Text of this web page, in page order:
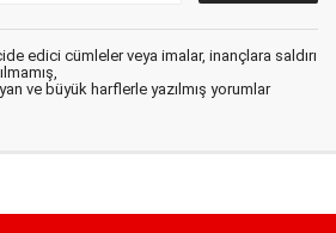
edici cümleler veya imalar, inançlara saldırı
ve büyük harflerle yazılmış yorumlar